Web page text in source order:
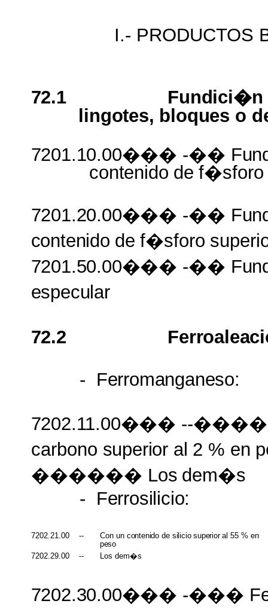
I.- PRODUCTOS
72.1
Fundici�n
lingotes, bloques o
7201.10.00��� -��
contenido de f�sforo
7201.20.00��� -��
contenido de f�sforo
7201.50.00��� -��
especular
72.2
- Ferromanganeso:
7202.11.00��� --
carbono superior al 2 % en
������ Los dem�s
- Ferrosilicio:
7202.21.00 -- Con un contenido de silicio superioral 55 % en
peso
7202.29.00
-- Los dem�s
7202.30.00��� -���